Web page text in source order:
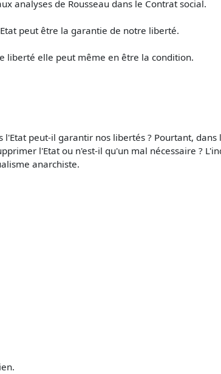
analyses de Rousseau dans le Contrat social.
peut être la garantie de notre liberté.
liberté elle peut même en être la condition.
peut-il garantir nos libertés ? Pourtant,
l'Etat ou n'est-il qu'un mal nécessaire ?
anarchiste.